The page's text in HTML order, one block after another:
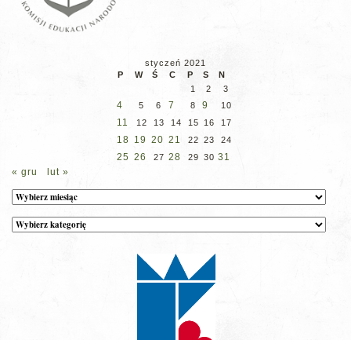
styczeń 2021
P
W Ś C P S
N
1
2 3
4 5 6 7 8 9 10
11 12 13 14 15 16 17
18 19 20 21 22 23 24
25 26 27 28 29 30 31
« gru
lut »
Archiwum
Kategorie
wpisów